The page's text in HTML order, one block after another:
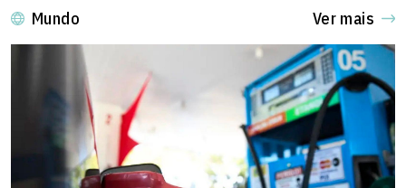
Mundo Ver mais